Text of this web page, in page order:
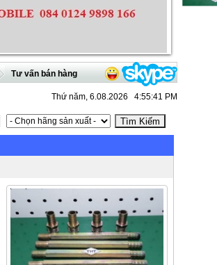
Tư vấn bán hàng
Thứ năm, 6.08.2026 4:55:41 PM